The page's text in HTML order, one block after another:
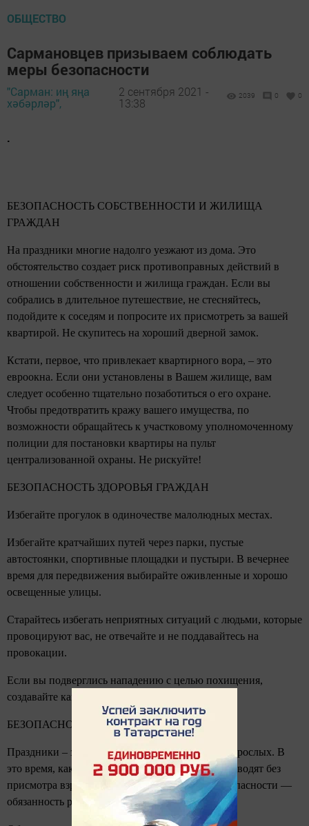
ОБЩЕСТВО
Сармановцев призываем соблюдать
меры безопасности
"Сарман: иң яңа
хәбәрләр",
2 сентября 2021 -
13:38
2039 0 0
.
БЕЗОПАСНОСТЬ СОБСТВЕННОСТИ И ЖИЛИЩА
ГРАЖДАН
На праздники многие надолго уезжают из дома. Это
обстоятельство создает риск противоправных действий в
отношении собственности и жилища граждан. Если вы
собрались в длительное путешествие, не стесняйтесь,
подойдите к соседям и попросите их присмотреть за вашей
квартирой. Не скупитесь на хороший дверной замок.
Кстати, первое, что привлекает квартирного вора, – это
евроокна. Если они установлены в Вашем жилище, вам
следует особенно тщательно позаботиться о его охране.
Чтобы предотвратить кражу вашего имущества, по
возможности обращайтесь к участковому уполномоченному
полиции для постановки квартиры на пульт
централизованной охраны. Не рискуйте!
БЕЗОПАСНОСТЬ ЗДОРОВЬЯ ГРАЖДАН
Избегайте прогулок в одиночестве малолюдных местах.
Избегайте кратчайших путей через парки, пустые
автостоянки, спортивные площадки и пустыри. В вечернее
время для передвижения выбирайте оживленные и хорошо
освещенные улицы.
Старайтесь избегать неприятных ситуаций с людьми, которые
провоцируют вас, не отвечайте и не поддавайтесь на
провокации.
Если вы подверглись нападению с целью похищения,
создавайте как можно больше шума.
БЕЗОПАСНОСТЬ ДЕТЕЙ
Праздники – замечательное время для детей и взрослых. В
это время, как правило, дети много времени проводят без
присмотра взрослых. Предупреждать детей об опасности —
обязанность родителей.